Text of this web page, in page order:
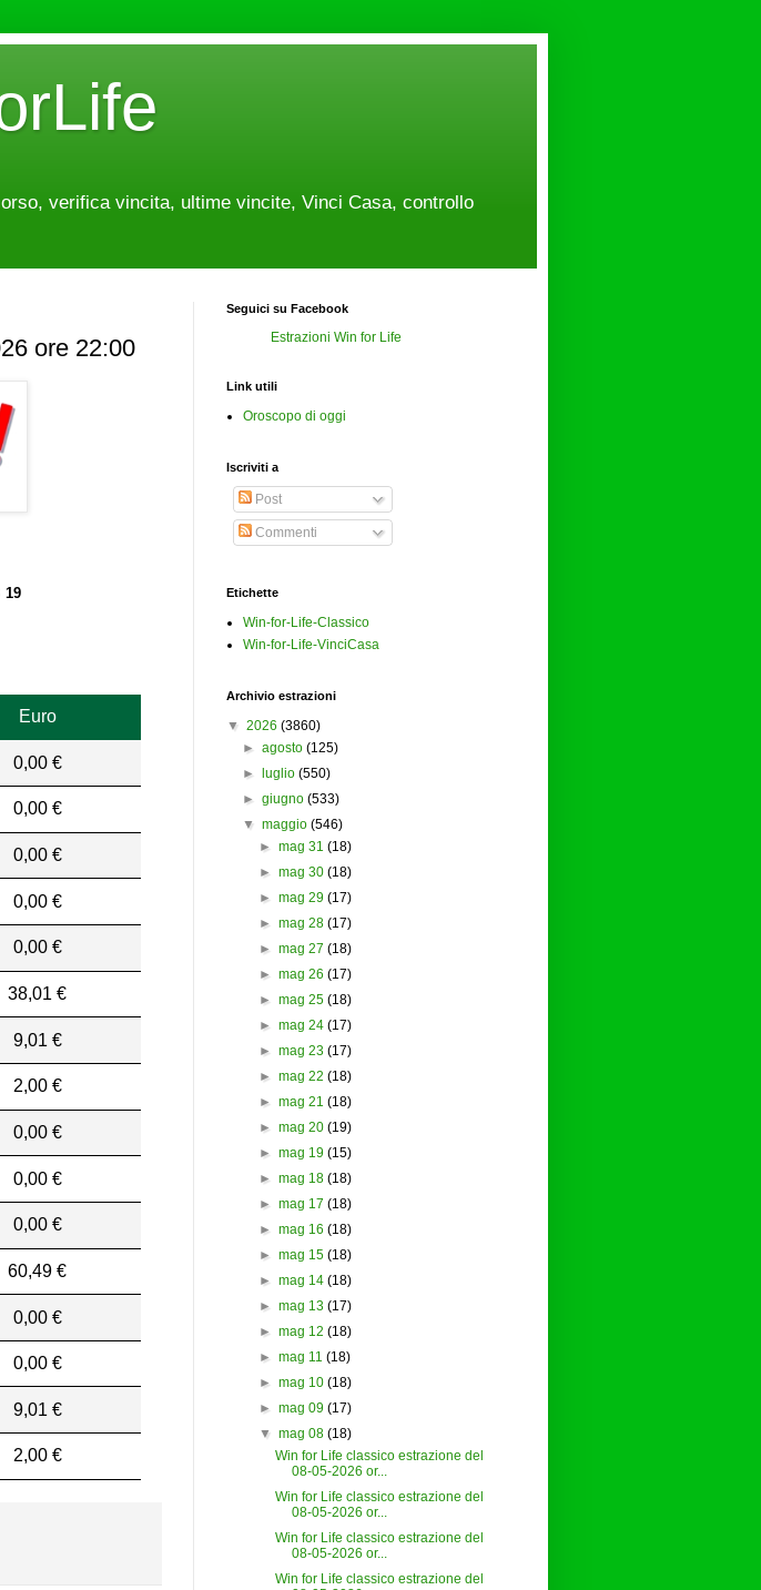
verifica vincita, ultime vincite, Vinci Casa, controllo
ore 22:00
19
Euro
0,00 €
0,00 €
0,00 €
0,00 €
0,00 €
38,01 €
9,01 €
2,00 €
0,00 €
0,00 €
0,00 €
60,49 €
0,00 €
0,00 €
9,01 €
2,00 €
Seguici su Facebook
Estrazioni Win for Life
Link utili
Oroscopo di oggi
Iscriviti a
Post
Commenti
Etichette
Win-for-Life-Classico
Win-for-Life-VinciCasa
Archivio estrazioni
▼ 2026 (3860)
►agosto (125)
►
luglio (550)
►giugno (533)
▼ maggio (546)
► mag 31 (18)
► mag 30 (18)
► mag 29 (17)
► mag 28 (17)
► mag 27 (18)
► mag 26 (17)
► mag 25 (18)
► mag 24 (17)
► mag 23 (17)
► mag 22 (18)
► mag 21 (18)
► mag 20 (19)
► mag 19 (15)
► mag 18 (18)
► mag 17 (18)
► mag 16 (18)
► mag 15 (18)
► mag 14 (18)
► mag 13 (17)
► mag 12 (18)
► mag 11 (18)
► mag 10 (18)
► mag 09 (17)
▼ mag 08 (18)
Win for Life classico estrazione del
08-05-2026 or...
Win for Life classico estrazione del
08-05-2026 or...
Win for Life classico estrazione del
08-05-2026 or...
Win for Life classico estrazione del